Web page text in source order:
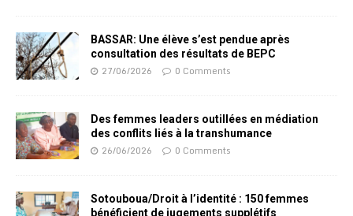
BASSAR: Une élève s’est pendue après
consultation des résultats de BEPC
27/06/2026 0 Comments
Des femmes leaders outillées en médiation
des conflits liés à la transhumance
26/06/2026 0 Comments
Sotouboua/Droit à l’identité : 150 femmes
bénéficient de jugements supplétifs